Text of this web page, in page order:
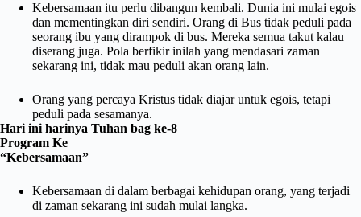
Kebersamaan itu perlu dibangun kembali. Dunia ini mulai egois
dan mementingkan diri sendiri. Orang di Bus tidak peduli pada
seorang ibu yang dirampok di bus. Mereka semua takut kalau
diserang juga. Pola berfikir inilah yang mendasari zaman
sekarang ini, tidak mau peduli akan orang lain.
Orang yang percaya Kristus tidak diajar untuk egois, tetapi
peduli pada sesamanya.
Hari ini harinya Tuhan bag ke-8
Program Ke
“Kebersamaan”
Kebersamaan di dalam berbagai kehidupan orang, yang terjadi
di zaman sekarang ini sudah mulai langka.